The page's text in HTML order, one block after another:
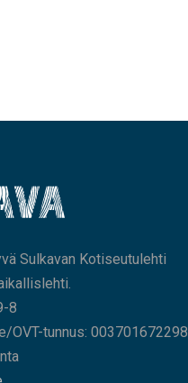
Sulkavan Kotiseutulehti
8
OVT-tunnus: 003701672298